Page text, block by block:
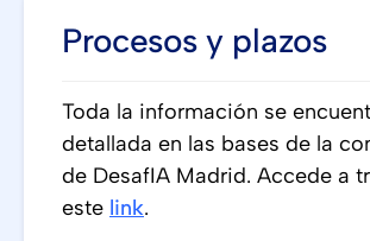
Procesos y plazos
Toda la información se
detallada en las bases de la
de DesafIA Madrid. Accede a
este link.